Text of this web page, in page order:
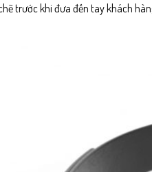
trước khi đưa đến tay khách